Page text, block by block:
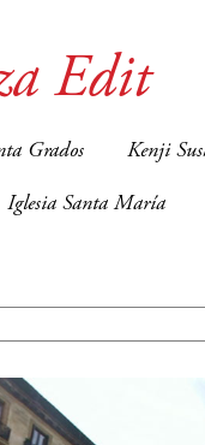
Edit
Grados Kenji
Iglesia Santa María